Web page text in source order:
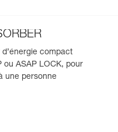
compact
ou ASAP LOCK, pour
une personne